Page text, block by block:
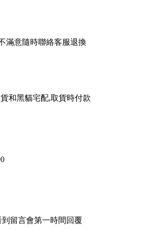
滿意隨時聯絡客服退換
和黑貓宅配,取貨時付款
留言會第一時間回覆